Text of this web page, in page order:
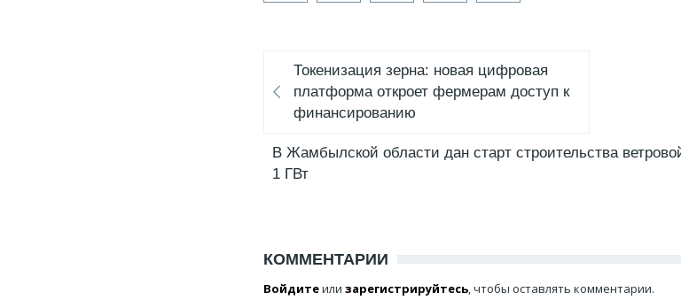
Токенизация зерна: новая цифровая
платформа откроет фермерам доступ к
финансированию
В Жамбылской области дан старт строительства
1 ГВт
КОММЕНТАРИИ
Войдитеили зарегистрируйтесь, чтобы оставлять комментарии.